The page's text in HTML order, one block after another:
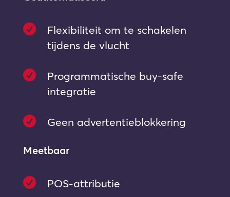

Flexibiliteit om te schakelen
tijdens de vlucht

Programmatische buy-safe
integratie
 Geen advertentieblokkering
Meetbaar
 POS-attributie